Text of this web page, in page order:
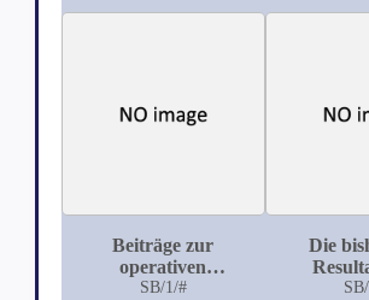
Beiträge zur
operativen
Behandlung der
SB/1/#
Die